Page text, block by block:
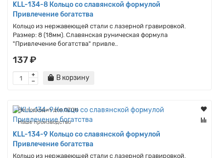
KLL-134-8 Кольцо со славянской формулой
Привлечение богатства
Кольцо из нержавеющей стали с лазерной гравировкой.
Размер: 8 (18мм). Славянская руническая формула
"Привлечение богатства" привле..
137 ₽
В корзину
Не подходит для OZON
Наше производство
KLL-134-9 Кольцо со славянской формулой
Привлечение богатства
Кольцо из нержавеющей стали с лазерной гравировкой.